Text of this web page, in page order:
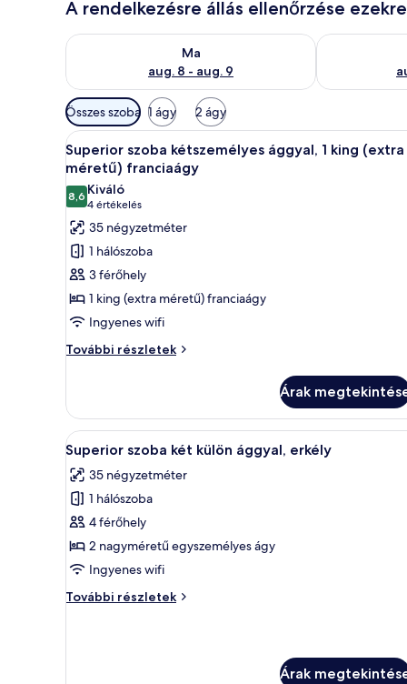
A rendelkezésre állás ellenőrzése
Ma
aug. 8 - aug. 9
A ma esti rendelkezésre állás ellenőrzése: aug. 8 -
A holnapi
Szobákhoz
rendelkezésre
álló
szűrők
Összes szoba 1 ágy 2 ágy
A
következő
szoba
összes
képének
megtekintése:
Superior
szoba
kétszemélyes
ággyal,
1
méretű)
franciaágy
Egy modern szállodai szoba,
5
Superior szoba kétszemélyes ággyal, 1 king (extra
méretű) franciaágy
8,610-ből 8,6
Kiváló
4 értékelés
(4
értékelés)
35 négyzetméter
1 hálószoba
3 férőhely
1 king (extra méretű) franciaágy
Ingyenes wifi
További részletek
Superior
1
king
(extra
méretű)
franciaágy
további
részletei
Árak
A
következő
szoba
összes
képének
megtekintése:
Superior
két
Egy szállodai szoba két
4
Superior szoba két külön ággyal, erkély
35 négyzetméter
1 hálószoba
4 férőhely
2 nagyméretű egyszemélyes ágy
Ingyenes wifi
További részletek
Superior
Árak